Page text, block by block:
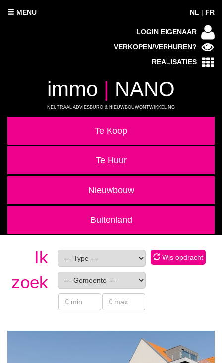
MENU NL | FR
LOGIN EIGENAAR
VERKOPEN/VERHUREN?
REALISATIES
immo | NANO
NEUTRAAL ADVIESBURO & NIEUWBOUWONTWIKKELING
Te Koop
Te Huur
Nieuwbouw
Buitenland
Ik
zoek
Wis opdracht